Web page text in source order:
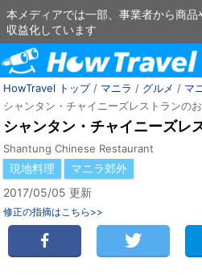
本メディアでは一部、事業者から商
収益化しています
HowTravel トップ/ マニラ / グルメ / マ
シャンタン・チャイニーズレストランの
シャンタン・チャイニーズレ
Shantung Chinese Restaurant
現地料理
マニラ郊外
2017/05/05 更新
修正の指摘はこちら>>